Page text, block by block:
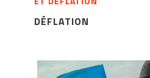
DÉFLATION